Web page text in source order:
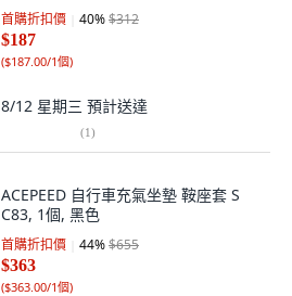
首購折扣價 40%$312
$187
($187.00/1個)
8/12 星期三 預計送達
(1)
ACEPEED 自行車充氣坐墊 鞍座套 S
C83, 1個, 黑色
首購折扣價 44%$655
$363
($363.00/1個)